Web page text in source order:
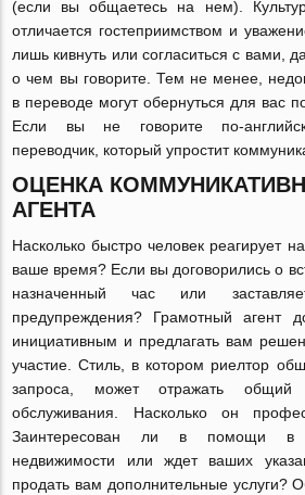
(если вы общаетесь на нем).
отличается гостеприимством и
лишь кивнуть или согласиться с вами,
о чем вы говорите. Тем не менее,
в переводе могут обернуться для вас
Если вы не говорите по-
переводчик, который упростит
ОЦЕНКА
АГЕНТА
Насколько быстро человек реагирует
ваше время? Если вы договорились о
назначенный час или
предупреждения? Грамотный агент
инициативным и предлагать вам
участие. Стиль, в котором риелтор
запроса, может отражать общий
обслуживания. Насколько он
Заинтересован ли в помощи в
недвижимости или ждет ваших
продать вам дополнительные услуги?